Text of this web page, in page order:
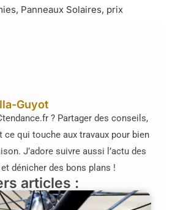
, Panneaux Solaires, prix
Guyot
? Partager des conseils,
ce qui touche aux travaux pour bien
J’adore suivre aussi l’actu des
dénicher des bons plans !
articles :